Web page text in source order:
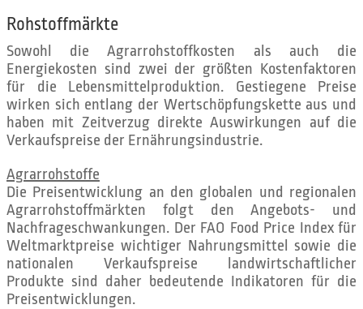
Rohstoffmärkte
Sowohl die Agrarrohstoffkosten als auch die
Energiekosten sind zwei der größten Kostenfaktoren
für die Lebensmittelproduktion. Gestiegene Preise
wirken sich entlang der Wertschöpfungskette aus und
haben mit Zeitverzug direkte Auswirkungen auf die
Verkaufspreise der Ernährungsindustrie.
Agrarrohstoffe
Die Preisentwicklung an den globalen und regionalen
Agrarrohstoffmärkten folgt den Angebots- und
Nachfrageschwankungen. Der FAO Food Price Index für
Weltmarktpreise wichtiger Nahrungsmittel sowie die
nationalen Verkaufspreise landwirtschaftlicher
Produkte sind daher bedeutende Indikatoren für die
Preisentwicklungen.